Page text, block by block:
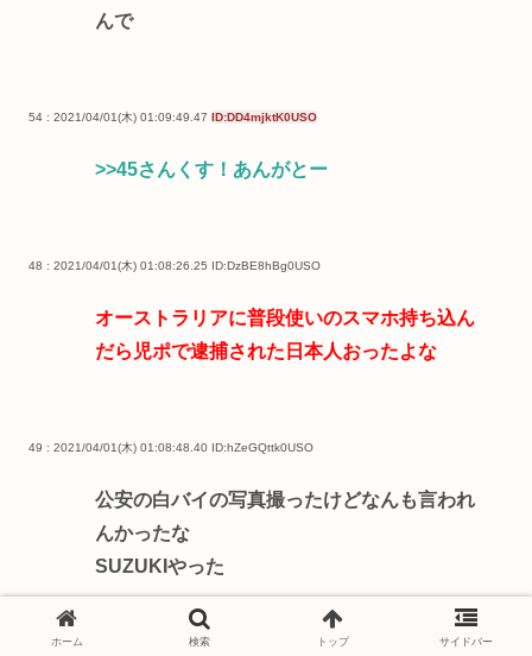
んで
54 : 2021/04/01(木) 01:09:49.47 ID:DD4mjktK0USO
>>45さんくす！あんがとー
48 : 2021/04/01(木) 01:08:26.25 ID:DzBE8hBg0USO
オーストラリアに普段使いのスマホ持ち込ん
だら児ポで逮捕された日本人おったよな
49 : 2021/04/01(木) 01:08:48.40 ID:hZeGQttk0USO
公安の白バイの写真撮ったけどなんも言われ
んかったな
SUZUKIやった
ホーム 検索 トップ サイドバー